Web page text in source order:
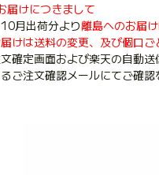
届けにつきまして
月出荷分より離島へのお届
けは送料の変更、及び個口ご
確定画面および楽天の自動
ご注文確認メールにてご確認